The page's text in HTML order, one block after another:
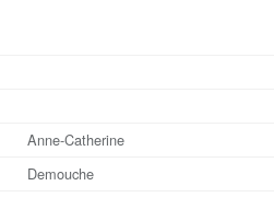
Anne-Catherine
Demouche